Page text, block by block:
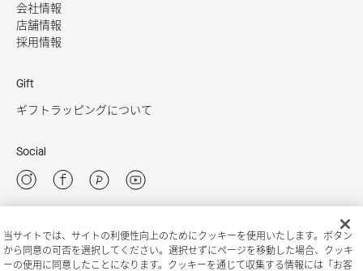
会社情報
店舗情報
採用情報
Gift
ギフトラッピングについて
Social
新規会員登録
当サイトでは、サイトの利便性向上のためにクッキーを使用いたします。ボタン
から同意の可否を選択してください。選択せずにページを移動した場合、クッキ
ーの使用に同意したことになります。クッキーを通じて収集する情報には「お客